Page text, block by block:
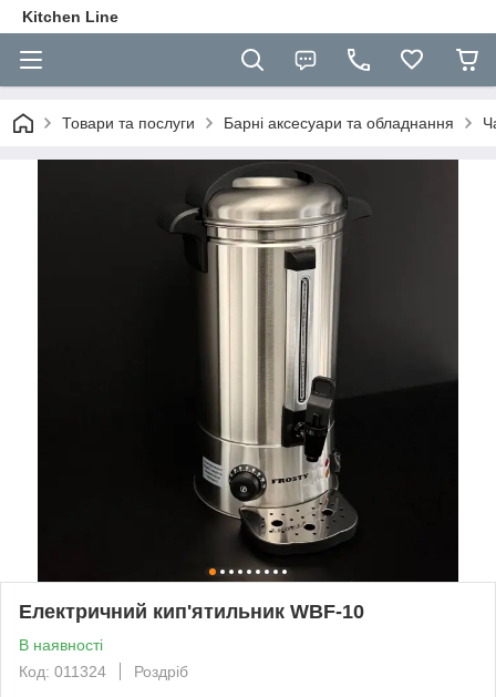
Kitchen Line
Товари та послуги Барні аксесуари та обладнання
Електричний кип'ятильник WBF-10
В наявності
Код: 011324
Роздріб